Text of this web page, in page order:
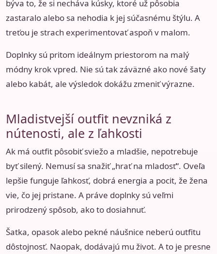
býva to, že si necháva kúsky, ktoré už pôsobia
zastaralo alebo sa nehodia k jej súčasnému štýlu. A
treťou je strach experimentovať aspoň v malom.
Doplnky sú pritom ideálnym priestorom na malý
módny krok vpred. Nie sú tak záväzné ako nové šaty
alebo kabát, ale výsledok dokážu zmeniť výrazne.
Mladistvejší outfit nevzniká z
nútenosti, ale z ľahkosti
Ak má outfit pôsobiť sviežo a mladšie, nepotrebuje
byť silený. Nemusí sa snažiť „hrať na mladosť“. Oveľa
lepšie funguje ľahkosť, dobrá energia a pocit, že žena
vie, čo jej pristane. A práve doplnky sú veľmi
prirodzený spôsob, ako to dosiahnuť.
Šatka, opasok alebo pekné náušnice neberú outfitu
dôstojnosť. Naopak, dodávajú mu život. A to je presne